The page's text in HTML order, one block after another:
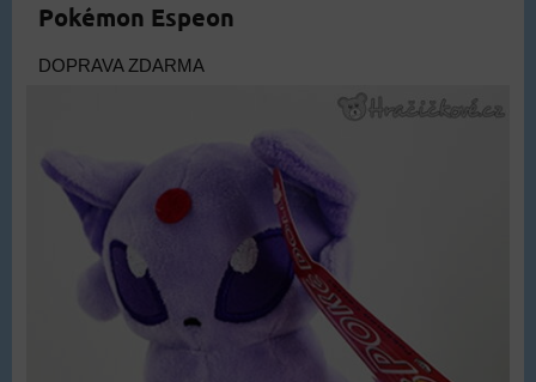
Pokémon Espeon
DOPRAVA ZDARMA